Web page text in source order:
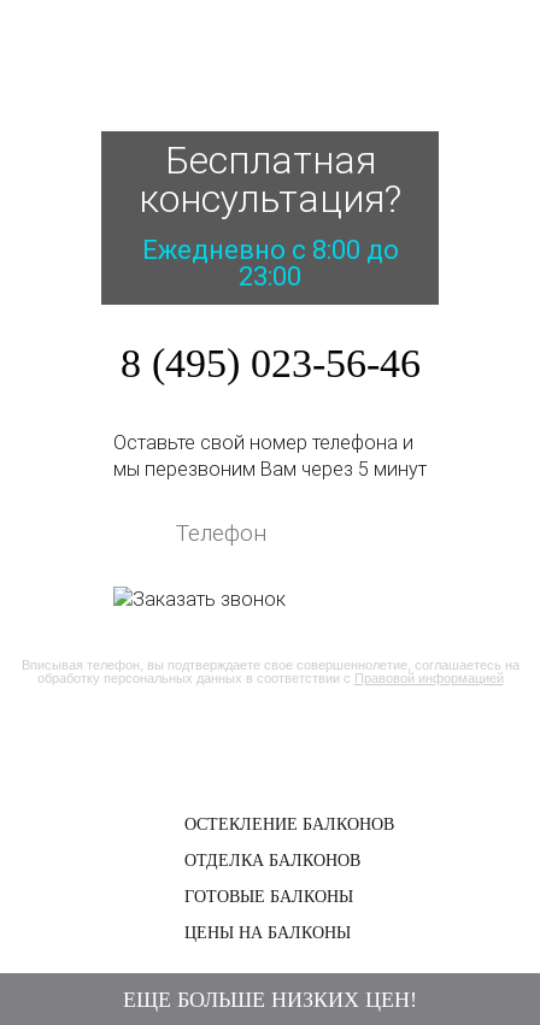
Бесплатная
консультация?
Ежедневно с 8:00 до
23:00
8 (495) 023-56-46
Оставьте свой номер телефона и
мы перезвоним Вам через 5 минут
Вписывая телефон, вы подтверждаете свое совершеннолетие, соглашаетесь на
обработку персональных данных в соответствии с Правовой информацией
ОСТЕКЛЕНИЕ БАЛКОНОВ
ОТДЕЛКА БАЛКОНОВ
ГОТОВЫЕ БАЛКОНЫ
ЦЕНЫ НА БАЛКОНЫ
ЕЩЕ БОЛЬШЕ НИЗКИХ ЦЕН!